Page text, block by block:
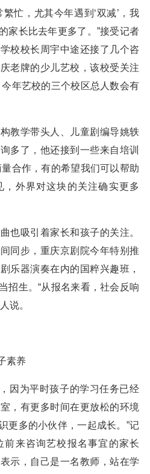
忙，尤其今年遇到‘双减’，我
家长比去年更多了。”接受记者
校校长周宇中途还接了几个咨
老牌的少儿艺校，该校受关注
年艺校的三个校区总人数会有
教学带头人、儿童剧编导姚轶
多了，他还接到一些来自培训
合作，有的希望我们可以帮助
，外界对这块的关注确实更多
也吸引着家长和孩子的关注。
同步，重庆京剧院今年特别推
乐器演奏在内的国粹兴趣班，
招生。“从报名来看，社会反响
说。
素养
因为平时孩子的学习任务已经
，有更多时间在更放松的环境
更多的小伙伴，一起成长。”记
前来咨询艺校报名事宜的家长
示，自己是一名教师，站在学